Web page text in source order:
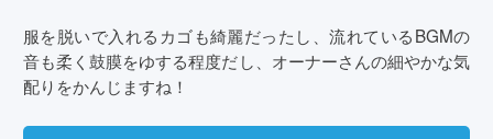
服を脱いで入れるカゴも綺麗だったし、流れているBGMの
音も柔く鼓膜をゆする程度だし、オーナーさんの細やかな気
配りをかんじますね！